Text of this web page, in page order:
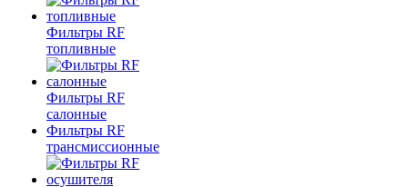
Фильтры RF
топливные
Фильтры RF
салонные
Фильтры RF
трансмиссионные